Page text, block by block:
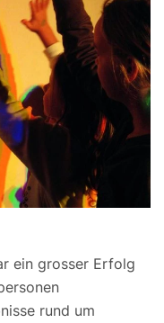
ein grosser Erfolg
rund um